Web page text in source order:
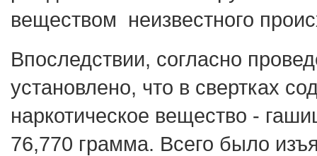
веществом неизвестного
Впоследствии, согласно
установлено, что в свертках
наркотическое вещество -
76,770 грамма. Всего было